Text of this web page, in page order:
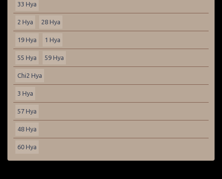
33 Hya
2 Hya 28 Hya
19 Hya 1 Hya
55 Hya 59 Hya
Chi2 Hya
3 Hya
57 Hya
48 Hya
60 Hya